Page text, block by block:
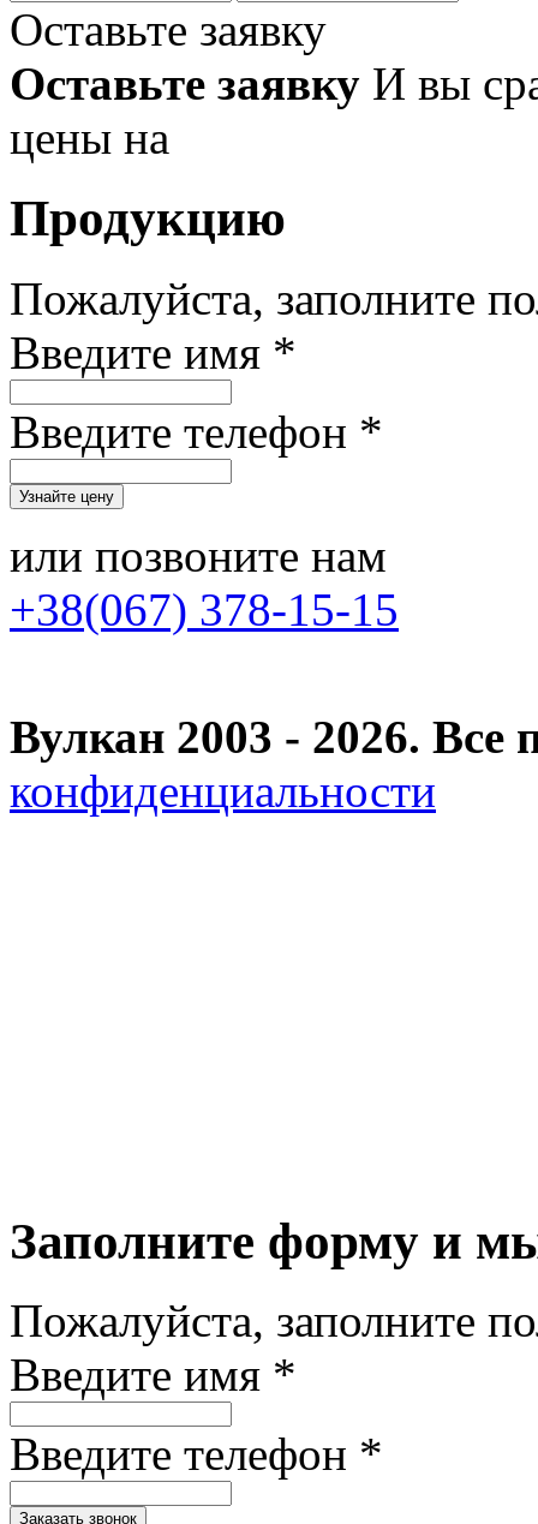
Оставьте заявку
Оставьте заявку И вы
цены на
Продукцию
Пожалуйста, заполните
Введите имя *
Введите телефон *
или позвоните нам
+38(067) 378-15-15
Вулкан 2003 - 2026.
конфиденциальности
Заполните форму и
Пожалуйста, заполните
Введите имя *
Введите телефон *